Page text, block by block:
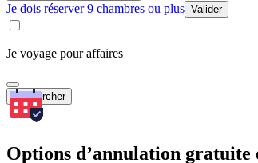
Je dois réserver 9 chambres ou plus Valider
Je voyage pour affaires
Rechercher
Options d’annulation gratuite